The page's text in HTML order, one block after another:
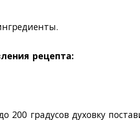
рецепта:
200 градусов духовку